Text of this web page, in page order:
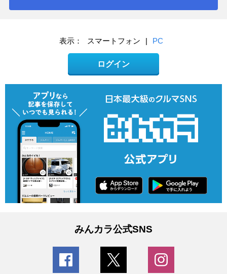
表示： スマートフォン | PC
ログイン
みんカラ公式SNS